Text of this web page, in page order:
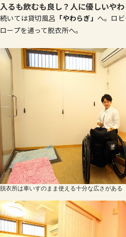
入るも飲むも良し？人に優しいや
続いては貸切風呂 「やわらぎ」 へ。ロ
ロープを通って脱衣所へ。
脱衣所は車いすのまま使える十分な広さがある